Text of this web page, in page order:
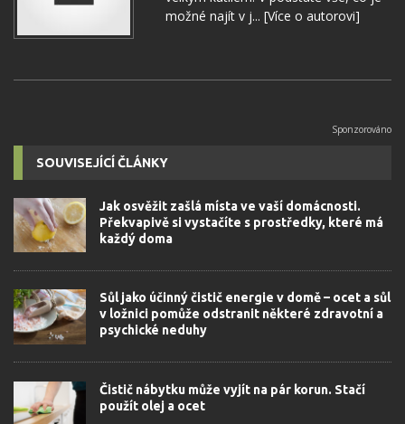
možné najít v j... [Více o autorovi]
SOUVISEJÍCÍ ČLÁNKY
Jak osvěžit zašlá místa ve vaší domácnosti.
Překvapivě si vystačíte s prostředky, které má
každý doma
Sůl jako účinný čistič energie v domě – ocet a sůl
v ložnici pomůže odstranit některé zdravotní a
psychické neduhy
Čistič nábytku může vyjít na pár korun. Stačí
použít olej a ocet